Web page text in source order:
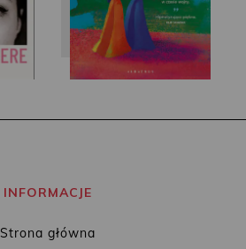
INFORMACJE
Strona główna